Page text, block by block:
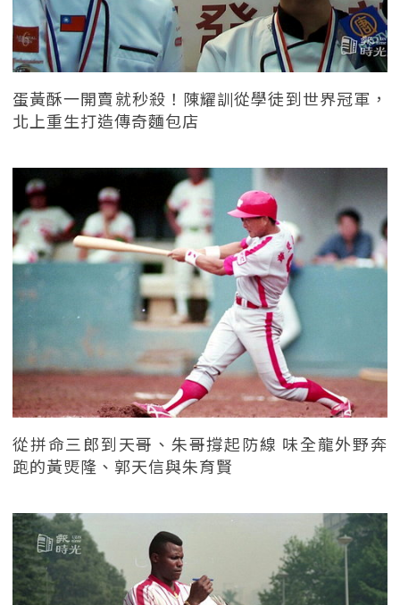
蛋黃酥一開賣就秒殺！陳耀訓從學徒到世界冠軍，
北上重生打造傳奇麵包店
從拼命三郎到天哥、朱哥撐起防線 味全龍外野奔
跑的黃煚隆、郭天信與朱育賢